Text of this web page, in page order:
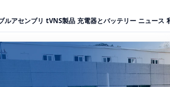
ルアセンブリ tVNS製品 充電器とバッテリー ニュース